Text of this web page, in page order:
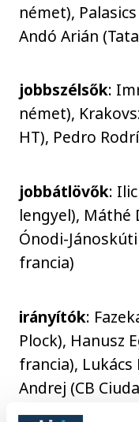
német),
Andó Arián
jobbszélsők:
német),
HT), Pedro
jobbátlövők:
lengyel), Máthé
Ónodi-
francia)
irányítók:
Plock), Hanusz
francia), Lukács
Andrej (CB